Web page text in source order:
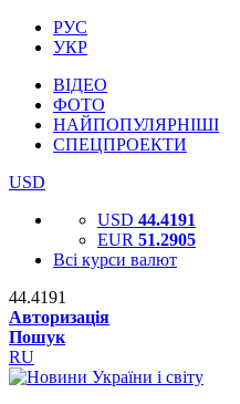
РУС
УКР
ВІДЕО
ФОТО
НАЙПОПУЛЯРНІШІ
СПЕЦПРОЕКТИ
USD
USD 44.4191
EUR 51.2905
Всі курси валют
44.4191
Авторизація
Пошук
RU